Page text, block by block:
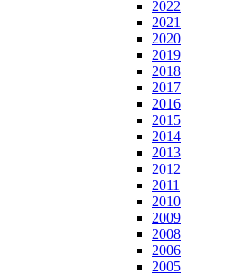
2022
2021
2020
2019
2018
2017
2016
2015
2014
2013
2012
2011
2010
2009
2008
2006
2005